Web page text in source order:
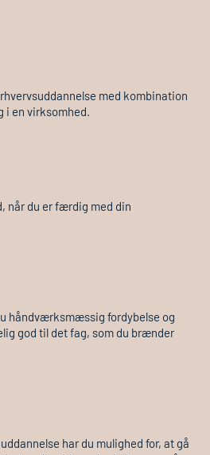
med kombination
i en virksomhed.
når du er færdig med din
håndværksmæssig fordybelse og
god til det fag, som du brænder
har du mulighed for, at gå